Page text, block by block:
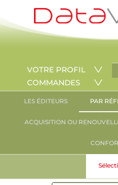
VOTRE PROFIL
COMMANDES
LES ÉDITEURS PAR
ACQUISITION OU